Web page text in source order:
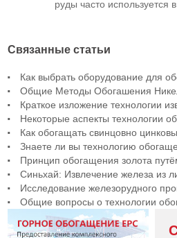
руды часто используется
Связанные статьи
Как выбрать оборудование для
Общие Методы Обогашения
Краткое изложение технологии
Некоторые аспекты технологии
Как обогащать свинцовно
Знаете ли вы технологию
Принцип обогащения золота
Синьхай: Извлечение железа из
Исследование железорудного
Общие вопросы о технологии